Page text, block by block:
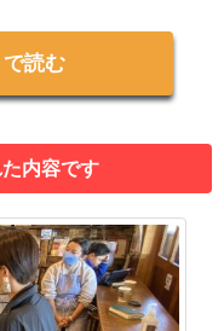
読む
内容です